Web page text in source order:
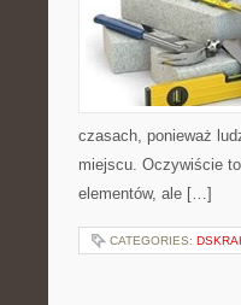
czasach, ponieważ
miejscu. Oczywiście
elementów, ale […]
CATEGORIES: